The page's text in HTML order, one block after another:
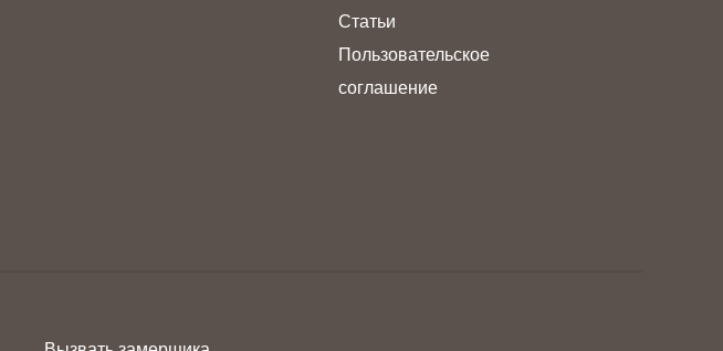
Статьи
Пользовательское
соглашение